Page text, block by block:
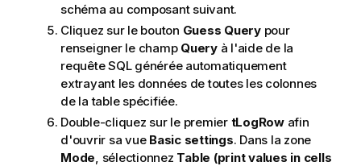
schéma au composant suivant.
Cliquez sur le bouton Guess Querypour
renseigner le champ Queryà l'aide de la
requête SQL générée automatiquement
extrayant les données de toutes les colonnes
de la table spécifiée.
Double-cliquez sur le premier tLogRowafin
d'ouvrir sa vue Basic settings. Dans la zone
Mode, sélectionnez Table (print values in cells